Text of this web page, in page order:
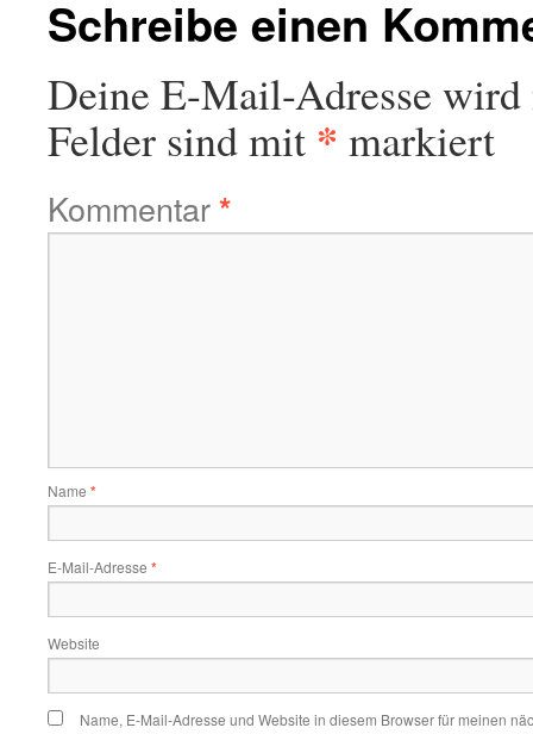
Schreibe einen
Deine E-Mail-Adresse
Felder sind mit * markiert
Kommentar*
Name *
E-Mail-Adresse *
Website
Name, E-Mail-Adresse und Website in diesem Browser für meinen